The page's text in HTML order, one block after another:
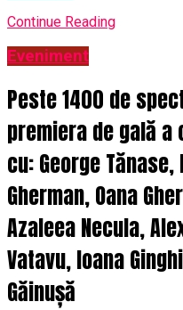
Continue Reading
Eveniment
Peste 1400 de
premiera de gală a
cu: George
Gherman, Oana
Azaleea Necula,
Vatavu, Ioana
Găinușă